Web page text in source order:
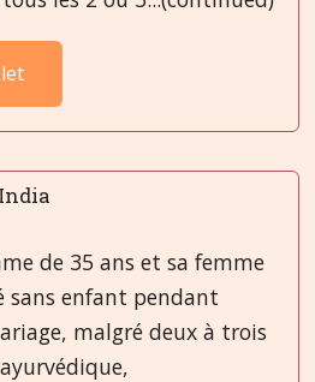
de 35 ans et sa femme
sans enfant pendant
malgré deux à trois